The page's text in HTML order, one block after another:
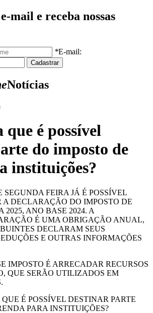
mail e receba nossas
*E-mail:
Notícias
que é possível
do imposto de
instituições?
SEGUNDA FEIRA JÁ É POSSÍVEL
A DECLARAÇÃO DO IMPOSTO DE
2025, ANO BASE 2024. A
É UMA OBRIGAÇÃO ANUAL,
DECLARAM SEUS
E OUTRAS INFORMAÇÕES
IMPOSTO É ARRECADAR RECURSOS
QUE SERÃO UTILIZADOS EM
É POSSÍVEL DESTINAR PARTE
PARA INSTITUIÇÕES?